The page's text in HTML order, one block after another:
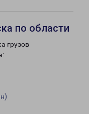
по области
грузов